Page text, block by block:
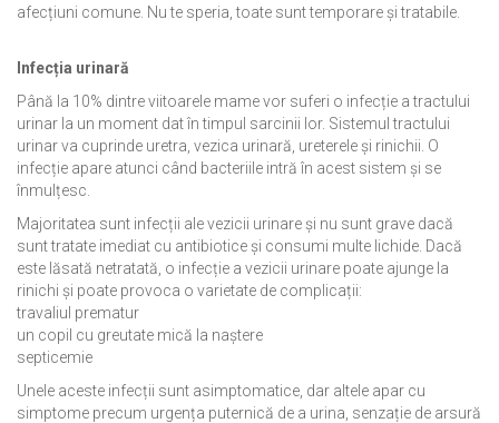
afecțiuni comune. Nu te speria, toate sunt temporare și tratabile.
Infecția urinară
Până la 10% dintre viitoarele mame vor suferi o infecție a tractului
urinar la un moment dat în timpul sarcinii lor. Sistemul tractului
urinar va cuprinde uretra, vezica urinară, ureterele și rinichii. O
infecție apare atunci când bacteriile intră în acest sistem și se
înmulțesc.
Majoritatea sunt infecții ale vezicii urinare și nu sunt grave dacă
sunt tratate imediat cu antibiotice și consumi multe lichide. Dacă
este lăsată netratată, o infecție a vezicii urinare poate ajunge la
rinichi și poate provoca o varietate de complicații:
travaliul prematur
un copil cu greutate mică la naștere
septicemie
Unele aceste infecții sunt asimptomatice, dar altele apar cu
simptome precum urgența puternică de a urina, senzație de arsură